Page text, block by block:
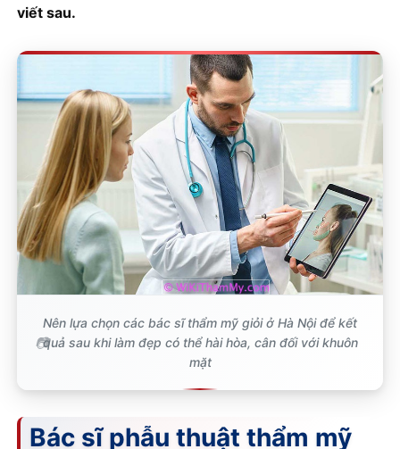
viết sau.
Nên lựa chọn các bác sĩ thẩm mỹ giỏi ở Hà Nội để kết
quả sau khi làm đẹp có thể hài hòa, cân đối với khuôn
mặt
Bác sĩ phẫu thuật thẩm mỹ